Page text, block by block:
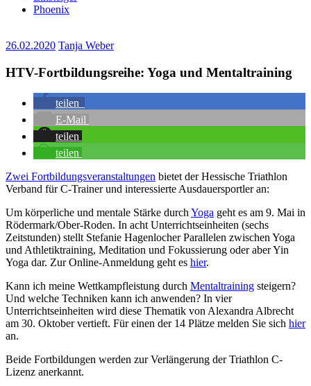
Phoenix
26.02.2020 Tanja Weber
HTV-Fortbildungsreihe: Yoga und Mentaltraining
teilen
E-Mail
teilen
teilen
Zwei Fortbildungsveranstaltungen bietet der Hessische Triathlon
Verband für C-Trainer und interessierte Ausdauersportler an:
Um körperliche und mentale Stärke durchYoga geht es am 9. Mai in
Rödermark/Ober-Roden. In acht Unterrichtseinheiten (sechs
Zeitstunden) stellt Stefanie Hagenlocher Parallelen zwischen Yoga
und Athletiktraining, Meditation und Fokussierung oder aber Yin
Yoga dar. Zur Online-Anmeldung geht es hier.
Kann ich meine Wettkampfleistung durch Mentaltraining steigern?
Und welche Techniken kann ich anwenden? In vier
Unterrichtseinheiten wird diese Thematik von Alexandra Albrecht
am 30. Oktober vertieft. Für einen der 14 Plätze melden Sie sich hier
an.
Beide Fortbildungen werden zur Verlängerung der Triathlon C-
Lizenz anerkannt.